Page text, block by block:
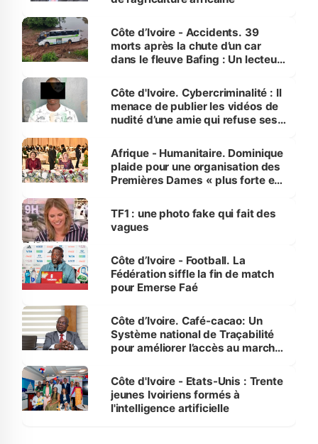
Côte d’Ivoire - Accidents. 39
morts après la chute d’un car
dans le fleuve Bafing : Un lecteur
des Transports
Côte d'Ivoire. Cybercriminalité : Il
menace de publier les vidéos de
nudité d’une amie qui refuse ses
Afrique - Humanitaire. Dominique
plaide pour une organisation des
Premières Dames « plus forte et
sur la scène internationale »
TF1 : une photo fake qui fait des
vagues
Côte d’Ivoire - Football. La
Fédération siffle la fin de match
pour Emerse Faé
Côte d’Ivoire. Café-cacao: Un
Système national de Traçabilité
pour améliorer l’accès au marché
Côte d'Ivoire - Etats-Unis : Trente
jeunes Ivoiriens formés à
l'intelligence artificielle